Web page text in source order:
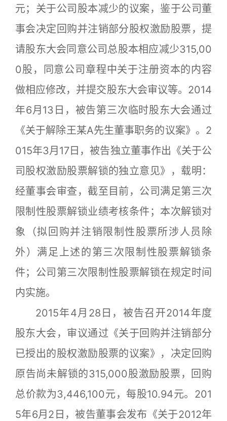
元；关于公司股本减少的议案，鉴于公司董
事会决定回购并注销部分股权激励股票，提
请股东大会同意公司总股本相应减少315,00
0股，同意公司章程中关于注册资本的内容
做相应修改，并提交股东大会审议等。2014
年6月13日，被告第三次临时股东大会通过
《关于解除王某A先生董事职务的议案》。2
015年3月17日，被告独立董事作出《关于公
司股权激励股票解锁的独立意见》，载明：
经董事会审查，截至目前，公司满足第三次
限制性股票解锁业绩考核条件；本次解锁对
象（拟回购并注销限制性股票所涉人员除
外）满足上述的第三次限制性股票解锁条
件；公司第三次限制性股票解锁在规定时间
内实施。
2015年4月28日，被告召开2014年度
股东大会，审议通过《关于回购并注销部分
已授出的股权激励股票的议案》，决定回购
原告尚未解锁的315,000股激励股票，回购
总价款为3,446,100元，每股10.94元。201
5年6月2日，被告董事会发布《关于2012年